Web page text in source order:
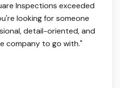
Inspections exceeded
looking for someone
detail-oriented, and
company to go with."